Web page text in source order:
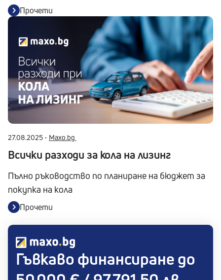
Прочети
27.08.2025 - Maxo.bg
Всички разходи за кола на лизинг
Пълно ръководство по планиране на бюджет за
покупка на кола
Прочети
Гъвкаво финансиране до